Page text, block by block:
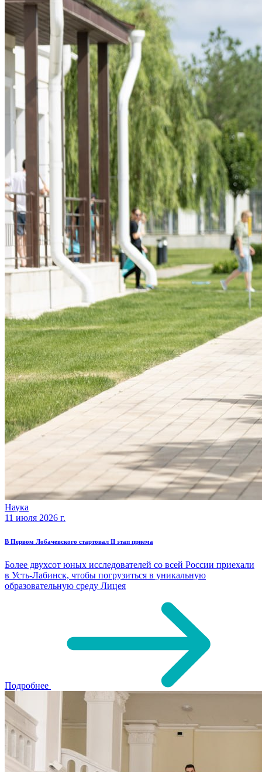
Наука
11 июля 2026 г.
В Первом Лобачевского стартовал II этап приема
Более двухсот юных исследователей со всей России приехали
в Усть-Лабинск, чтобы погрузиться в уникальную
образовательную среду Лицея
Подробнее